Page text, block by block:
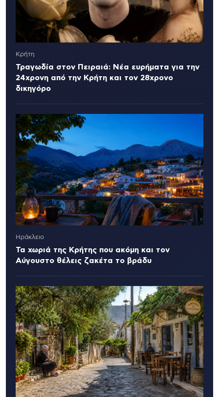
Κρήτη
Τραγωδία στον Πειραιά: Νέα ευρήματα για την
24χρονη από την Κρήτη και τον 28χρονο
δικηγόρο
Ηράκλειο
Τα χωριά της Κρήτης που ακόμη και τον
Αύγουστο θέλεις ζακέτα το βράδυ